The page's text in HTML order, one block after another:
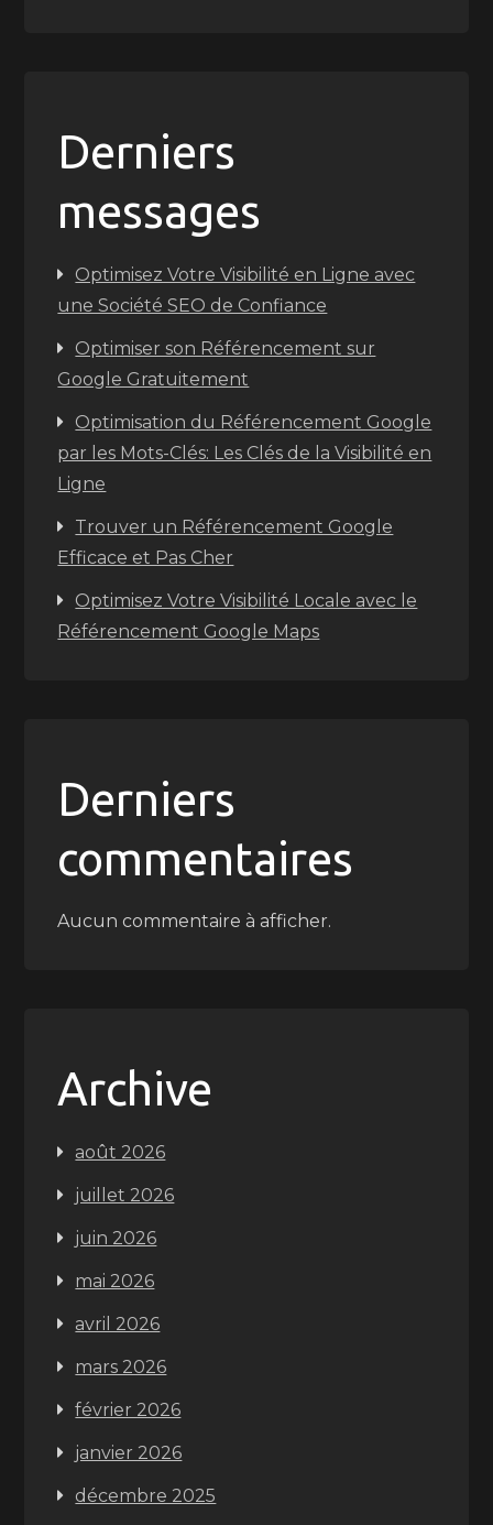
Derniers
messages
Optimisez Votre Visibilité en Ligne avec
une Société SEO de Confiance
Optimiser son Référencement sur
Google Gratuitement
Optimisation du Référencement Google
par les Mots-Clés: Les Clés de la Visibilité en
Ligne
Trouver un Référencement Google
Efficace et Pas Cher
Optimisez Votre Visibilité Locale avec le
Référencement Google Maps
Derniers
commentaires
Aucun commentaire à afficher.
Archive
août 2026
juillet 2026
juin 2026
mai 2026
avril 2026
mars 2026
février 2026
janvier 2026
décembre 2025